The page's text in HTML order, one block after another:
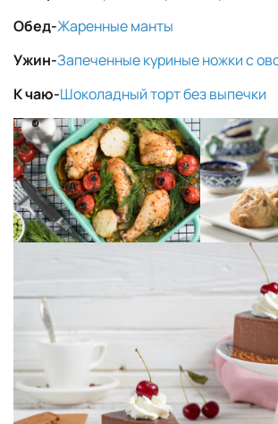
Обед-Жаренные манты
Ужин-Запеченные куриные ножки с
К чаю-Шоколадный торт без выпечки